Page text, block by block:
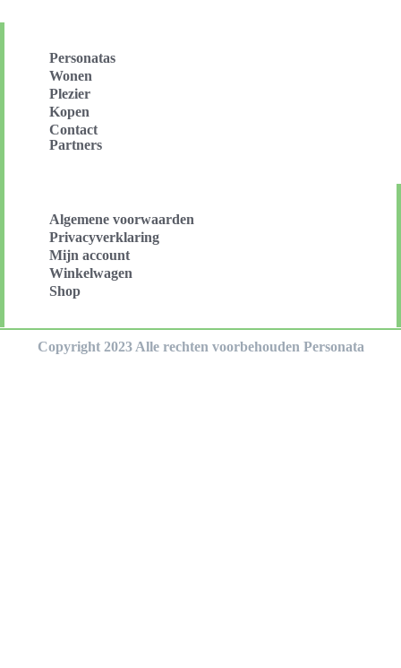
Personatas
Wonen
Plezier
Kopen
Contact
Partners
Algemene voorwaarden
Privacyverklaring
Mijn account
Winkelwagen
Shop
Copyright 2023 Alle rechten voorbehouden Personata